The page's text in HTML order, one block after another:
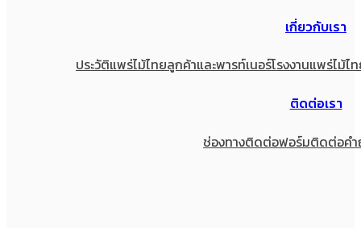
เกี่ยวกับเรา
ประวัติแพร่ไม้ไทยลูกค้าและพารท์เนอร์โรงงานแพร่ไม้ไ
ติดต่อเรา
ช่องทางติดต่อฟอร์มติดต่อค